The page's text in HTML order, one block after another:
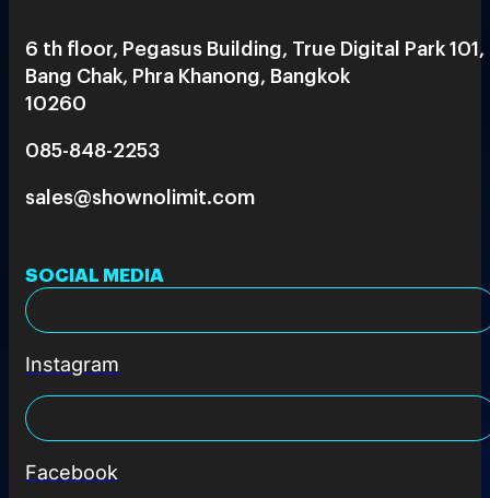
6 th floor, Pegasus Building, True Digital Park 101,
Bang Chak, Phra Khanong, Bangkok
10260
085-848-2253
sales@shownolimit.com
SOCIAL MEDIA
Instagram
Facebook